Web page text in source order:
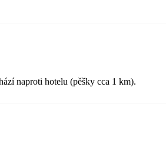
naproti hotelu (pěšky cca 1 km).